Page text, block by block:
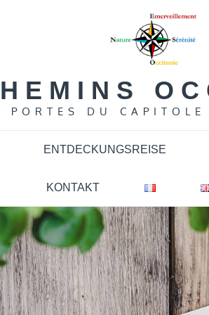
PORTES DU CAPITOLE
ENTDECKUNGSREISE
KONTAKT